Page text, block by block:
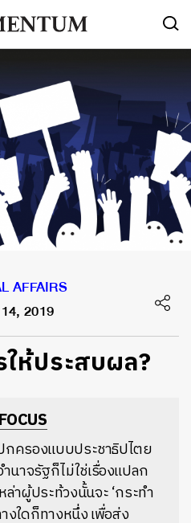
AFFAIRS
14, 2019
ให้ประสบผล?
กครองแบบประชาธิปไตย
นาจรัฐก็ไม่ใช่เรื่องแปลก
าผู้ประท้วงนั้นจะ ‘กระทำ
งใดก็ทางหนึ่ง เพื่อส่ง